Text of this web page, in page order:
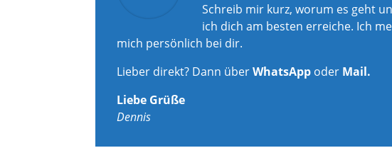
Schreib mir kurz, worum es geht
ich dich am besten erreiche. Ich
mich persönlich bei dir.
Lieber direkt? Dann überWhatsApp oder Mail.
Liebe Grüße
Dennis